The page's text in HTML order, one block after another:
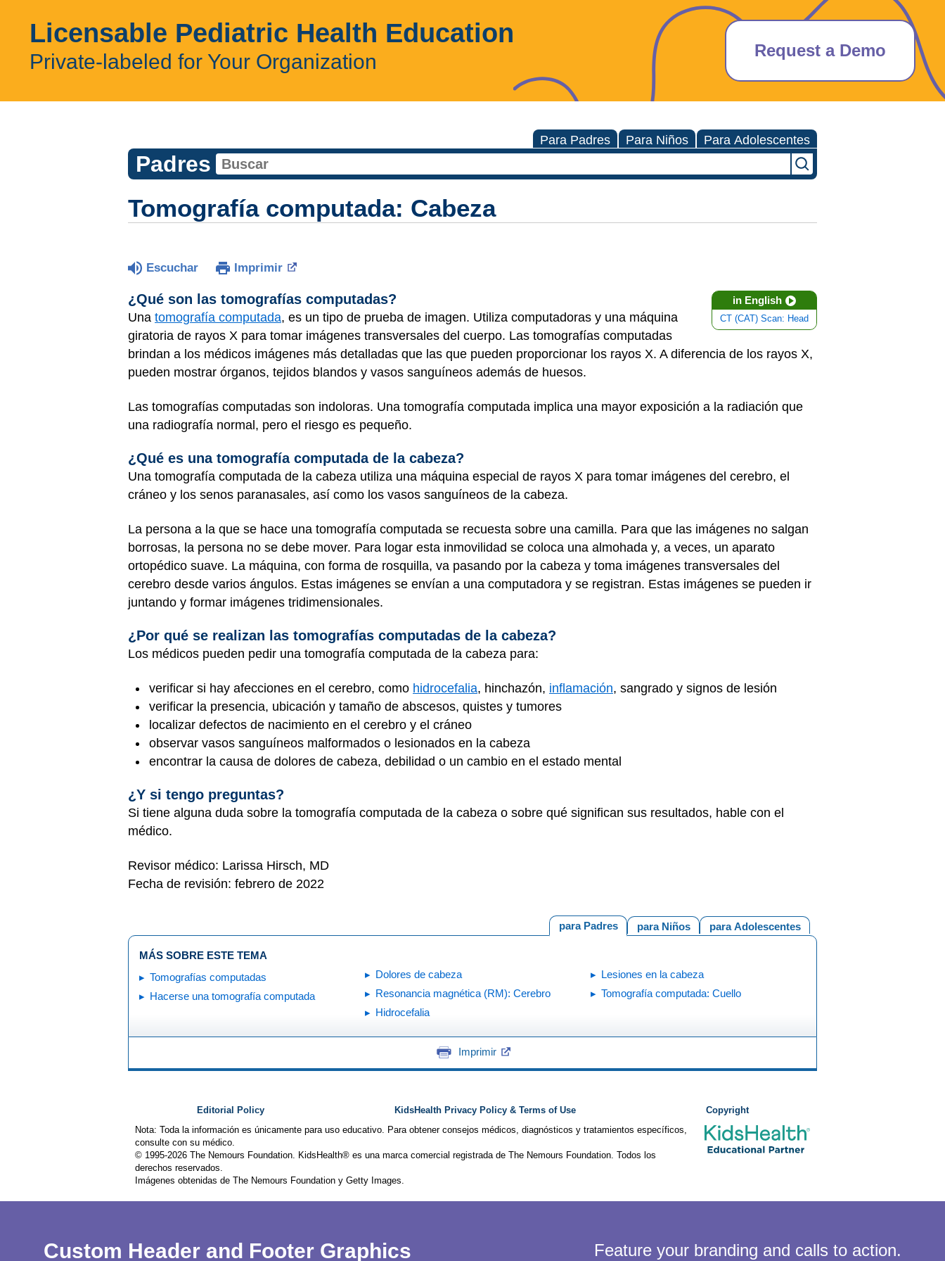
Licensable Pediatric Health Education
Private-labeled for Your Organization Request a Demo
Para Padres Para Niños Para Adolescentes
Padres
Tomografía computada: Cabeza
Escuchar Imprimir
in English
CT (CAT) Scan: Head
¿Qué son las tomografías computadas?
Una tomografía computada, es un tipo de prueba de imagen. Utiliza computadoras y una máquina
giratoria de rayos X para tomar imágenes transversales del cuerpo. Las tomografías computadas
brindan a los médicos imágenes más detalladas que las que pueden proporcionar los rayos X. A diferencia de los rayos X,
pueden mostrar órganos, tejidos blandos y vasos sanguíneos además de huesos.
Las tomografías computadas son indoloras. Una tomografía computada implica una mayor exposición a la radiación que
una radiografía normal, pero el riesgo es pequeño.
¿Qué es una tomografía computada de la cabeza?
Una tomografía computada de la cabeza utiliza una máquina especial de rayos X para tomar imágenes del cerebro, el
cráneo y los senos paranasales, así como los vasos sanguíneos de la cabeza.
La persona a la que se hace una tomografía computada se recuesta sobre una camilla. Para que las imágenes no salgan
borrosas, la persona no se debe mover. Para logar esta inmovilidad se coloca una almohada y, a veces, un aparato
ortopédico suave. La máquina, con forma de rosquilla, va pasando por la cabeza y toma imágenes transversales del
cerebro desde varios ángulos. Estas imágenes se envían a una computadora y se registran. Estas imágenes se pueden ir
juntando y formar imágenes tridimensionales.
¿Por qué se realizan las tomografías computadas de la cabeza?
Los médicos pueden pedir una tomografía computada de la cabeza para:
verificar si hay afecciones en el cerebro, como hidrocefalia, hinchazón, inflamación, sangrado y signos de lesión
verificar la presencia, ubicación y tamaño de abscesos, quistes y tumores
localizar defectos de nacimiento en el cerebro y el cráneo
observar vasos sanguíneos malformados o lesionados en la cabeza
encontrar la causa de dolores de cabeza, debilidad o un cambio en el estado mental
¿Y si tengo preguntas?
Si tiene alguna duda sobre la tomografía computada de la cabeza o sobre qué significan sus resultados, hable con el
médico.
Revisor médico: Larissa Hirsch, MD
Fecha de revisión: febrero de 2022
para Adolescentes
para Niños
para Padres
MÁS SOBRE ESTE TEMA
Tomografías computadas
Hacerse una tomografía computada
Dolores de cabeza
Resonancia magnética (RM): Cerebro
Hidrocefalia
Lesiones en la cabeza
Tomografía computada: Cuello
Imprimir
Editorial Policy KidsHealth Privacy Policy & Terms of Use
Copyright
Nota: Toda la información es únicamente para uso educativo. Para obtener consejos médicos, diagnósticos y tratamientos específicos,
consulte con su médico.
© 1995-2026 The Nemours Foundation. KidsHealth® es una marca comercial registrada de The Nemours Foundation. Todos los
derechos reservados.
Imágenes obtenidas de The Nemours Foundation y Getty Images.
Custom Header and Footer Graphics Feature your branding and calls to action.